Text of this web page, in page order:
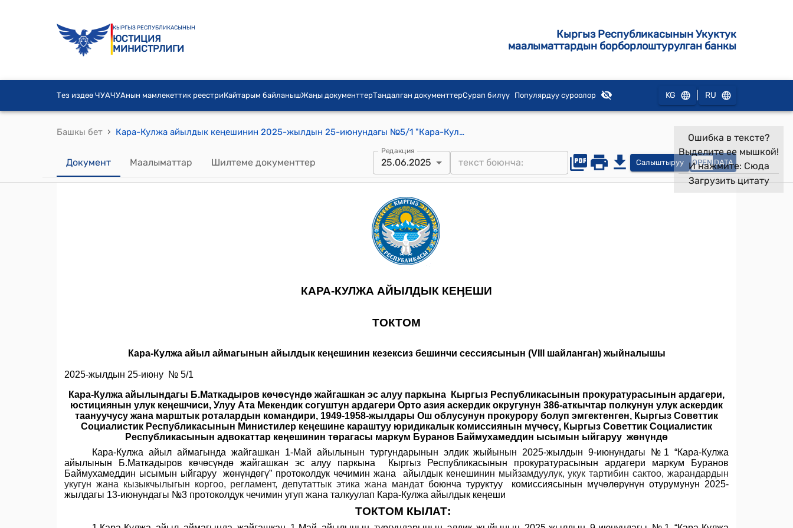
КЫРГЫЗ РЕСПУБЛИКАСЫНЫН
ЮСТИЦИЯ
МИНИСТРЛИГИ
Кыргыз Республикасынын Укуктук
маалыматтардын борборлоштурулган банкы
Тез издөө ЧУАЧУАнын мамлекеттик реестриКайтарым байланышЖаңы документтерТандалган документтерСурап билүү Популярдуу суроолор KG RU
Башкы бет › Кара-Кулжа айылдык кеңешинин 2025-жылдын 25-июнундагы №5/1 "Кара-Кулжа айылындагы Б.Маткадыров көчөсүндө жайгашкан эс алуу паркына Кыргыз Республикасынын прокуратурасынын ардагери, юстициянын улук кеңешчиси, Улуу Ата Мекендик согуштун ардагери Орто азия аскердик округунун 386-аткычтар полкунун улук аскердик таануучусу жана марштык роталардын командири, 1949-1958-жылдары Ош облусунун прокурору болуп эмгектенген, Кыргыз Советтик Социалистик Республикасынын Министилер кеңешине караштуу юридикалык комиссиянын мүчөсү, Кыргыз Советтик Социалистик Республикасынын адвокаттар кеңешинин төрагасы маркум Буранов Баймухамеддин ысымын ыйгаруу жөнүндө" токтому.
Документ Маалыматтар Шилтеме документтер
Редакция
25.06.2025 Салыштыруу OPEN DATA
Ошибка в тексте?
Выделите ее мышкой!
И нажмите: Сюда
Загрузить цитату